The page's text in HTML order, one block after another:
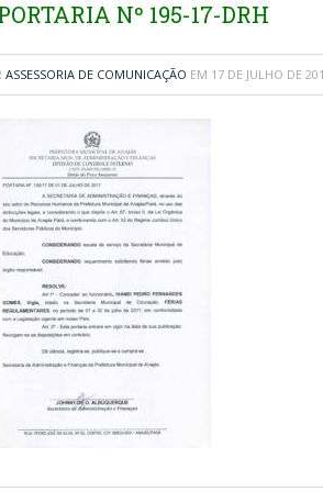
Nº 195-17-DRH
ASSESSORIA DE COMUNICAÇÃO EM 17 DE JULHO DE